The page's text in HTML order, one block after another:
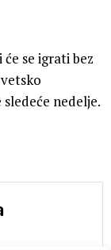
se igrati bez
nedelje.